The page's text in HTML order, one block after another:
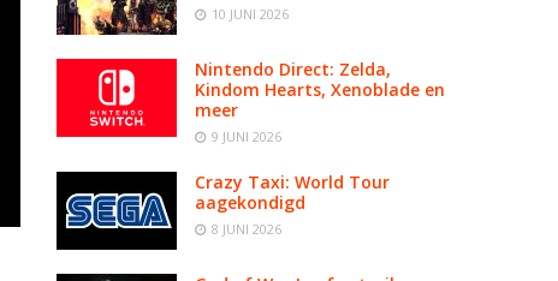
10 JUNI 2026
Nintendo Direct: Zelda,
Kindom Hearts, Xenoblade en
meer
9 JUNI 2026
Crazy Taxi: World Tour
aagekondigd
8 JUNI 2026